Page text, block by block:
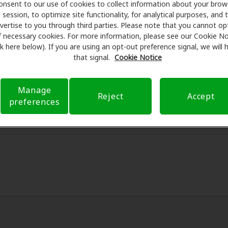
to our use of cookies to collect information about your
session, to optimize site functionality, for analytical purposes, and
to you through third parties. Please note that you cannot
necessary cookies. For more information, please see our Cookie
here below). If you are using an opt-out preference signal, we will
that signal. Cookie Notice
Manage
preferences
Reject Accept
se asocia con muchos planes de beneficios y clínicas
para ofrecer descuentos especiales en audífonos
beneficios y programan exámenes con profesionales
al cliente. Antes de su consulta en Hearing Center at
se encarga de verificar su cobertura de seguro para
Nuestro objetivo es hacer transparente su
con nuestro apoyo cuando tiene preguntas sobre el
flexibles cuando están disponibles.